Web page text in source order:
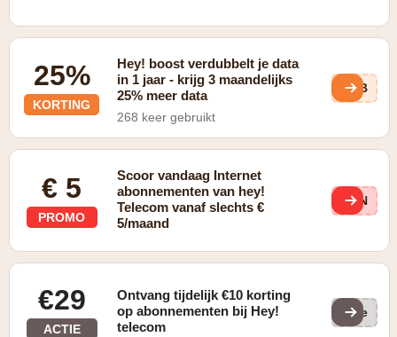
25%
KORTING
Hey! boost verdubbelt je data
in 1 jaar - krijg 3 maandelijks
25% meer data
268 keer gebruikt
AHB
€ 5
PROMO
Scoor vandaag Internet
abonnementen van hey!
Telecom vanaf slechts €
5/maand
2IN
€29
ACTIE
Ontvang tijdelijk €10 korting
op abonnementen bij Hey!
telecom
(ge